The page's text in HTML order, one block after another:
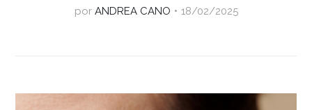
por ANDREA CANO 18/02/2025